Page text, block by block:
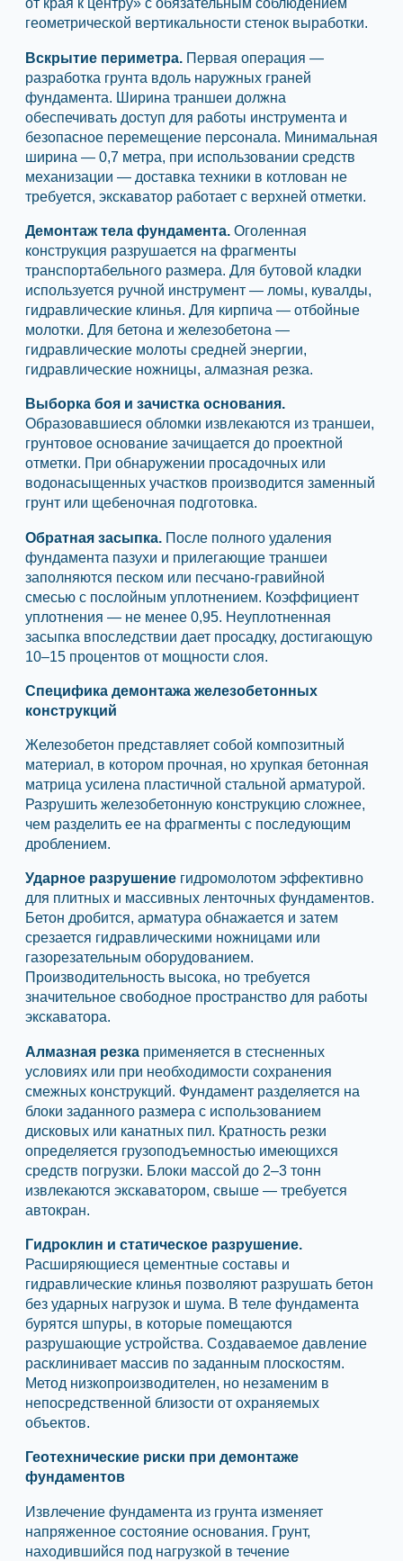
геометрической вертикальности стенок выработки.
Вскрытие периметра. Первая операция —
разработка грунта вдоль наружных граней
фундамента. Ширина траншеи должна
обеспечивать доступ для работы инструмента и
безопасное перемещение персонала. Минимальная
ширина — 0,7 метра, при использовании средств
механизации — доставка техники в котлован не
требуется, экскаватор работает с верхней отметки.
Демонтаж тела фундамента. Оголенная
конструкция разрушается на фрагменты
транспортабельного размера. Для бутовой кладки
используется ручной инструмент — ломы, кувалды,
гидравлические клинья. Для кирпича — отбойные
молотки. Для бетона и железобетона —
гидравлические молоты средней энергии,
гидравлические ножницы, алмазная резка.
Выборка боя и зачистка основания.
Образовавшиеся обломки извлекаются из траншеи,
грунтовое основание зачищается до проектной
отметки. При обнаружении просадочных или
водонасыщенных участков производится заменный
грунт или щебеночная подготовка.
Обратная засыпка. После полного удаления
фундамента пазухи и прилегающие траншеи
заполняются песком или песчано-гравийной
смесью с послойным уплотнением. Коэффициент
уплотнения — не менее 0,95. Неуплотненная
засыпка впоследствии дает просадку, достигающую
10–15 процентов от мощности слоя.
Специфика демонтажа железобетонных
конструкций
Железобетон представляет собой композитный
материал, в котором прочная, но хрупкая бетонная
матрица усилена пластичной стальной арматурой.
Разрушить железобетонную конструкцию сложнее,
чем разделить ее на фрагменты с последующим
дроблением.
Ударное разрушение гидромолотом эффективно
для плитных и массивных ленточных фундаментов.
Бетон дробится, арматура обнажается и затем
срезается гидравлическими ножницами или
газорезательным оборудованием.
Производительность высока, но требуется
значительное свободное пространство для работы
экскаватора.
Алмазная резка применяется в стесненных
условиях или при необходимости сохранения
смежных конструкций. Фундамент разделяется на
блоки заданного размера с использованием
дисковых или канатных пил. Кратность резки
определяется грузоподъемностью имеющихся
средств погрузки. Блоки массой до 2–3 тонн
извлекаются экскаватором, свыше — требуется
автокран.
Гидроклин и статическое разрушение.
Расширяющиеся цементные составы и
гидравлические клинья позволяют разрушать бетон
без ударных нагрузок и шума. В теле фундамента
бурятся шпуры, в которые помещаются
разрушающие устройства. Создаваемое давление
расклинивает массив по заданным плоскостям.
Метод низкопроизводителен, но незаменим в
непосредственной близости от охраняемых
объектов.
Геотехнические риски при демонтаже
фундаментов
Извлечение фундамента из грунта изменяет
напряженное состояние основания. Грунт,
находившийся под нагрузкой в течение